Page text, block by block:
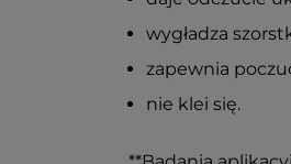
wygładza
zapewnia
nie klei się.